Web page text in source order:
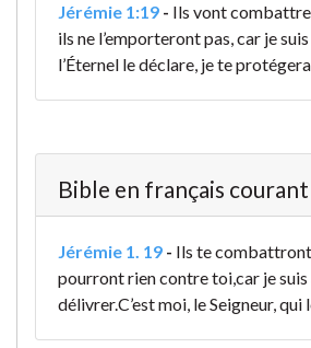
Jérémie 1:19 - Ils vont
ils ne l’emporteront pas, car je
l’Éternel le déclare, je te
Bible en français courant
Jérémie 1. 19 - Ils te
pourront rien contre toi,car je
délivrer.C’est moi, le Seigneur, qui